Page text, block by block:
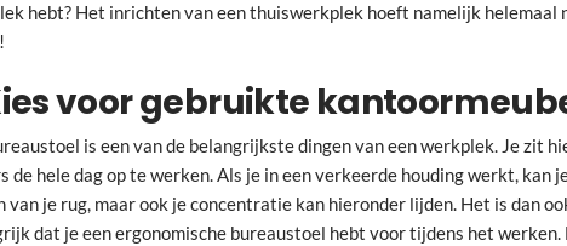
hebt? Het inrichten van een thuiswerkplek hoeft namelijk helemaal
voor gebruikte
is een van de belangrijkste dingen van een werkplek. Je zit
de hele dag op te werken. Als je in een verkeerde houding werkt, kan
van je rug, maar ook je concentratie kan hieronder lijden. Het is dan
dat je een ergonomische bureaustoel hebt voor tijdens het werken.